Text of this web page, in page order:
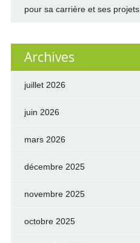
pour sa carrière et ses projets
Archives
juillet 2026
juin 2026
mars 2026
décembre 2025
novembre 2025
octobre 2025